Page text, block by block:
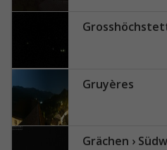
Grosshöchstetten:
Gruyères
Grächen ›